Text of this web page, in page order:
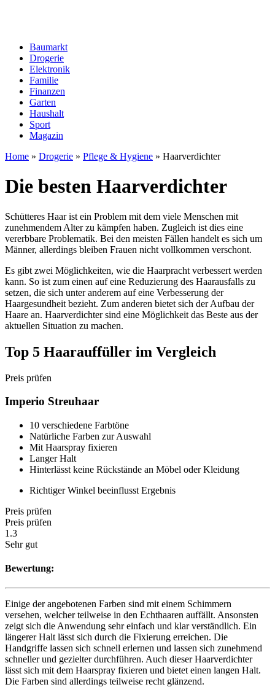
Baumarkt
Drogerie
Elektronik
Familie
Finanzen
Garten
Haushalt
Sport
Magazin
Home » Drogerie » Pflege & Hygiene » Haarverdichter
Die besten Haarverdichter
Schütteres Haar ist ein Problem mit dem viele Menschen mit
zunehmendem Alter zu kämpfen haben. Zugleich ist dies eine
vererbbare Problematik. Bei den meisten Fällen handelt es sich um
Männer, allerdings bleiben Frauen nicht vollkommen verschont.
Es gibt zwei Möglichkeiten, wie die Haarpracht verbessert werden
kann. So ist zum einen auf eine Reduzierung des Haarausfalls zu
setzen, die sich unter anderem auf eine Verbesserung der
Haargesundheit bezieht. Zum anderen bietet sich der Aufbau der
Haare an. Haarverdichter sind eine Möglichkeit das Beste aus der
aktuellen Situation zu machen.
Top 5 Haarauffüller im Vergleich
Preis prüfen
Imperio Streuhaar
10 verschiedene Farbtöne
Natürliche Farben zur Auswahl
Mit Haarspray fixieren
Langer Halt
Hinterlässt keine Rückstände an Möbel oder Kleidung
Richtiger Winkel beeinflusst Ergebnis
Preis prüfen
Preis prüfen
1.3
Sehr gut
Bewertung:
Einige der angebotenen Farben sind mit einem Schimmern
versehen, welcher teilweise in den Echthaaren auffällt. Ansonsten
zeigt sich die Anwendung sehr einfach und klar verständlich. Ein
längerer Halt lässt sich durch die Fixierung erreichen. Die
Handgriffe lassen sich schnell erlernen und lassen sich zunehmend
schneller und gezielter durchführen. Auch dieser Haarverdichter
lässt sich mit dem Haarspray fixieren und bietet einen langen Halt.
Die Farben sind allerdings teilweise recht glänzend.